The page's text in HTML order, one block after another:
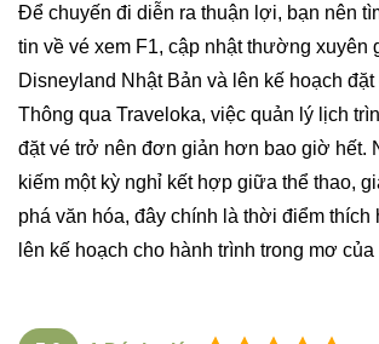
Để chuyến đi diễn ra thuận lợi, bạn nên
tin về vé xem F1, cập nhật thường xuyên
Disneyland Nhật Bản và lên kế hoạch
Thông qua Traveloka, việc quản lý lịch
đặt vé trở nên đơn giản hơn bao giờ hết.
kiếm một kỳ nghỉ kết hợp giữa thể thao,
phá văn hóa, đây chính là thời điểm thích
lên kế hoạch cho hành trình trong mơ của